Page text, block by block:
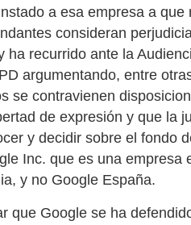
a esa empresa a que
consideran
ha recurrido ante la
argumentando, entre
se contravienen
de expresión y que la
y decidir sobre el fondo
Inc. que es una empresa
y no Google España.
que Google se ha